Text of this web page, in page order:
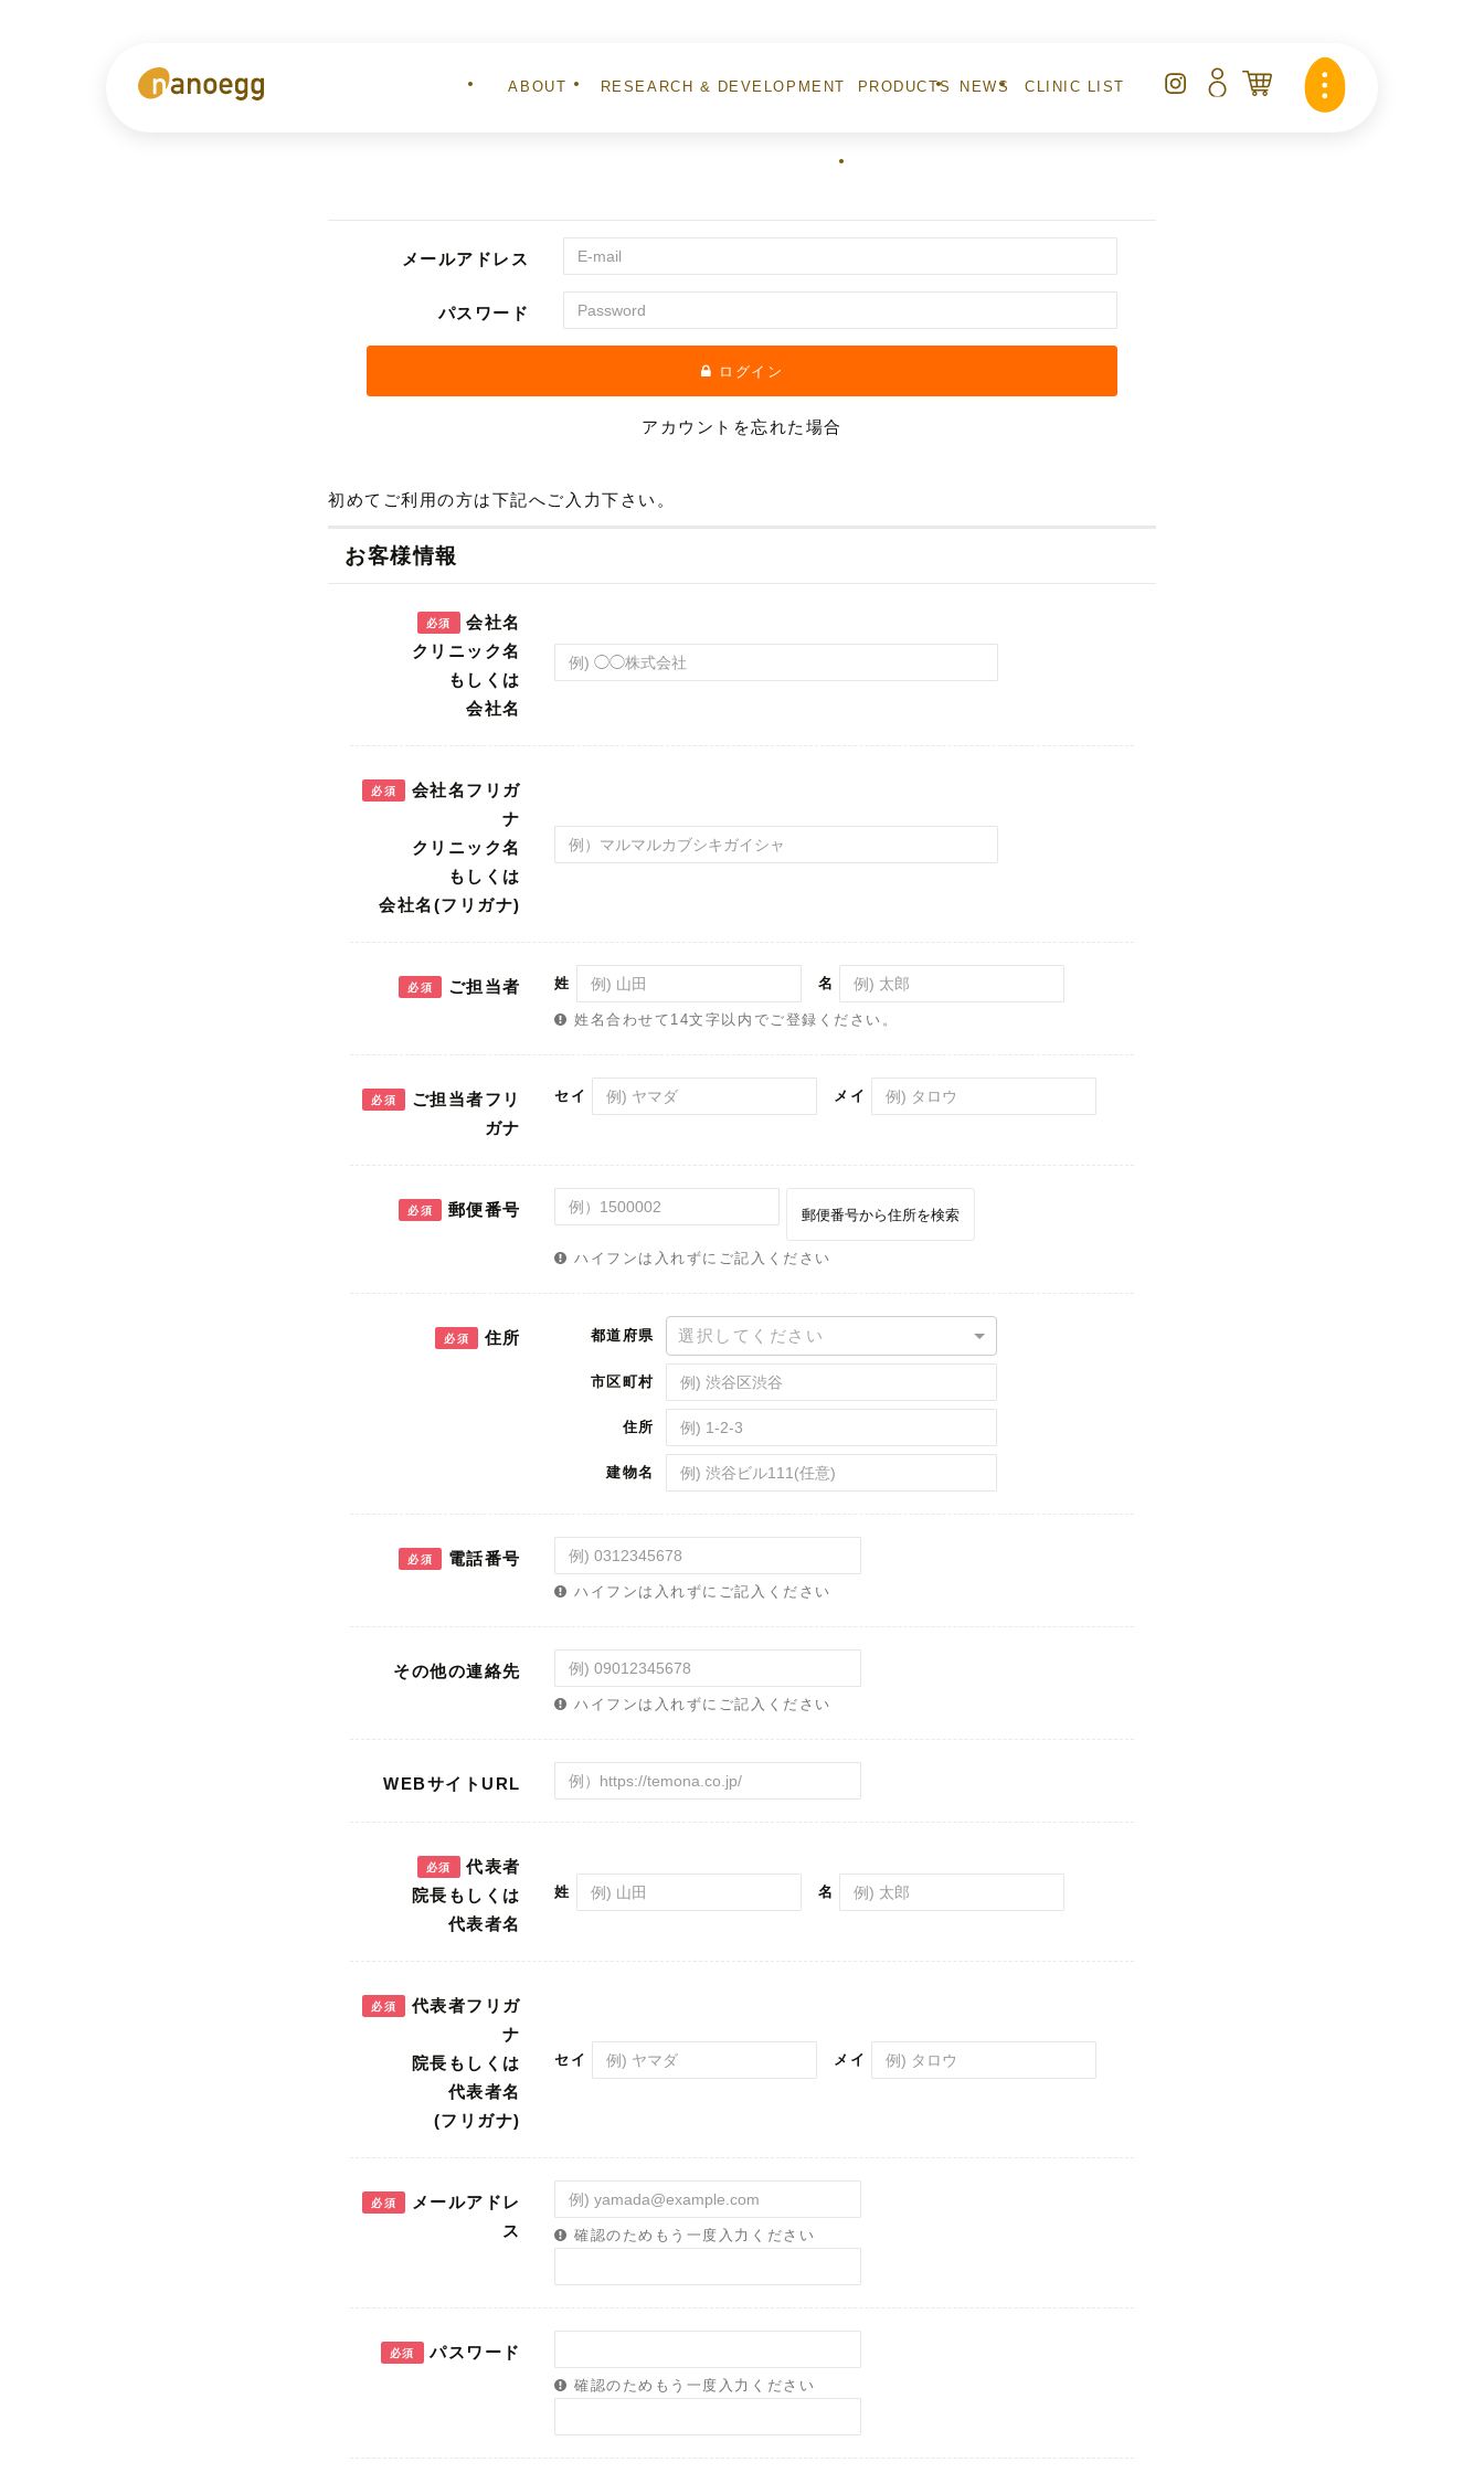
ABOUT
RESEARCH & DEVELOPMENT
PRODUCTS
NEWS
CLINIC LIST
メールアドレス
パスワード
ログイン
アカウントを忘れた場合
初めてご利用の方は下記へご入力下さい。
お客様情報
必須 会社名
必須
会社名フリガ
ナ
必須 ご担当者 姓 名
姓名合わせて14文字以内でご登録ください。
必須
ご担当者フリ
ガナ
セイ メイ
必須 郵便番号 郵便番号から住所を検索
ハイフンは入れずにご記入ください
必須 住所 都道府県 選択してください
市区町村
住所
建物名
必須 電話番号
ハイフンは入れずにご記入ください
その他の連絡先
ハイフンは入れずにご記入ください
WEBサイトURL
必須 代表者
姓 名
必須
代表者フリガ
ナ
セイ メイ
必須
メールアドレ
ス
確認のためもう一度入力ください
必須 パスワード
確認のためもう一度入力ください